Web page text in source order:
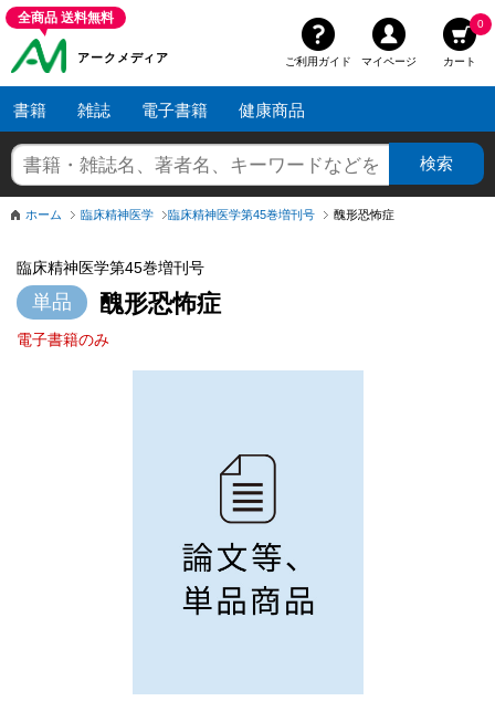
全商品 送料無料
アークメディア ご利用ガイド マイページ カート
0
書籍 雑誌 電子書籍 健康商品
ホーム 臨床精神医学 臨床精神医学第45巻増刊号 醜形恐怖症
臨床精神医学第45巻増刊号
醜形恐怖症
電子書籍のみ